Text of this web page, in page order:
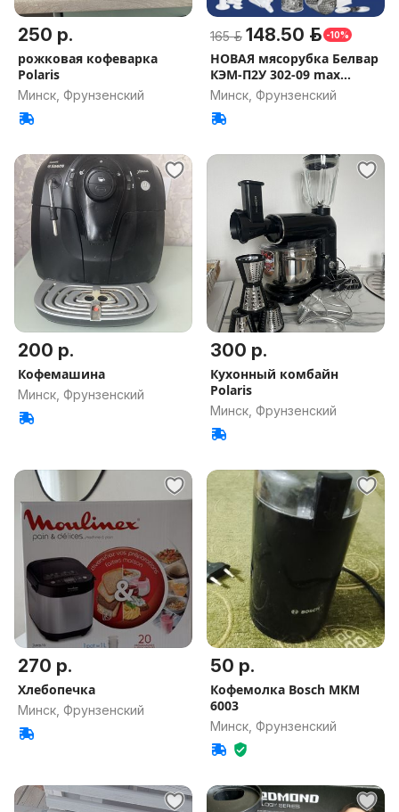
250 р.
рожковая кофеварка
Polaris
Минск, Фрунзенский
165 р. 148.50 р. -10%
НОВАЯ мясорубка Белвар
КЭМ-П2У 302-09 max
компл.
Минск, Фрунзенский
200 р.
Кофемашина
Минск, Фрунзенский
300 р.
Кухонный комбайн
Polaris
Минск, Фрунзенский
270 р.
Хлебопечка
Минск, Фрунзенский
50 р.
Кофемолка Bosch MKM
6003
Минск, Фрунзенский